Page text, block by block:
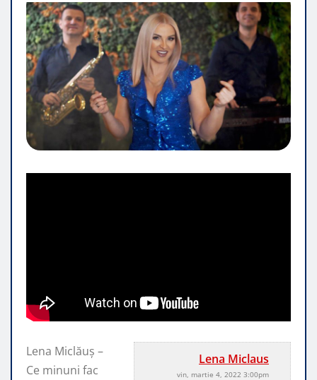
Lena Miclaus
vin, martie 4, 2022 3:00pm
Lena Miclăuș –
Ce minuni fac